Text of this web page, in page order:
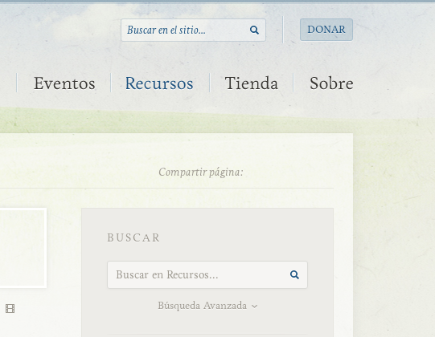
DONAR
Compartir página:
BUSCAR
Búsqueda Avanzada